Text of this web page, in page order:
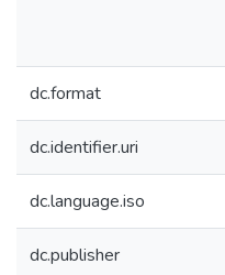
dc.format
dc.identifier.uri
dc.language.iso
dc.publisher